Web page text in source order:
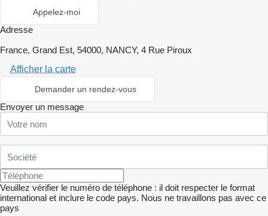
Appelez-moi
Adresse
France, Grand Est, 54000, NANCY, 4 Rue Piroux
Afficher la carte
Demander un rendez-vous
Envoyer un message
Veuillez vérifier le numéro de téléphone : il doit respecter le format
international et inclure le code pays. Nous ne travaillons pas avec ce
pays